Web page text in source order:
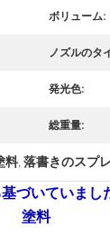
ボリューム:
ノズルのタ
発光色:
総重量:
料, 落書きのスプ
づいていま
塗料